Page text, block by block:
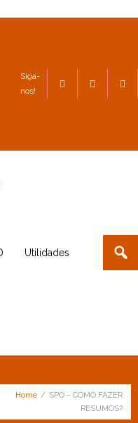
Siga-
nos!
Utilidades
Home / SPO – COMO FAZER
RESUMOS?